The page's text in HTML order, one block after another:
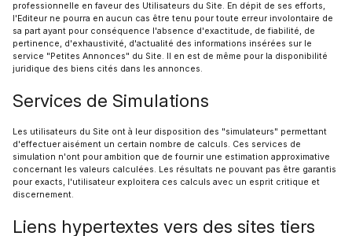
professionnelle en faveur des Utilisateurs du Site. En dépit de ses efforts,
l'Editeur ne pourra en aucun cas être tenu pour toute erreur involontaire de
sa part ayant pour conséquence l'absence d'exactitude, de fiabilité, de
pertinence, d'exhaustivité, d'actualité des informations insérées sur le
service "Petites Annonces" du Site. Il en est de même pour la disponibilité
juridique des biens cités dans les annonces.
Services de Simulations
Les utilisateurs du Site ont à leur disposition des "simulateurs" permettant
d'effectuer aisément un certain nombre de calculs. Ces services de
simulation n'ont pour ambition que de fournir une estimation approximative
concernant les valeurs calculées. Les résultats ne pouvant pas être garantis
pour exacts, l'utilisateur exploitera ces calculs avec un esprit critique et
discernement.
Liens hypertextes vers des sites tiers